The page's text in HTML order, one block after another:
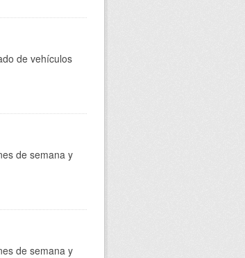
de vehículos
de semana y
de semana y